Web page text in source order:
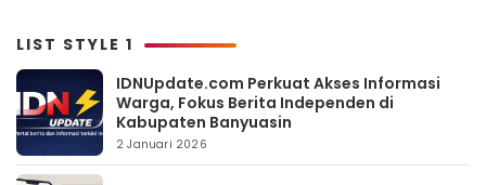
LIST STYLE 1
IDNUpdate.com Perkuat Akses Informasi
Warga, Fokus Berita Independen di
Kabupaten Banyuasin
2 Januari 2026